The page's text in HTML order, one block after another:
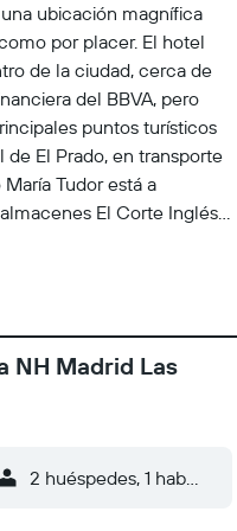
ubicación magnífica
por placer. El hotel
de la ciudad, cerca de
del BBVA, pero
puntos turísticos
El Prado, en transporte
Tudor está a
El Corte Inglés
relajantes tonos
ofrecen todas las
opciones, como
del hotel sirve
y contemporáneo
NH Madrid Las
2 huéspedes, 1